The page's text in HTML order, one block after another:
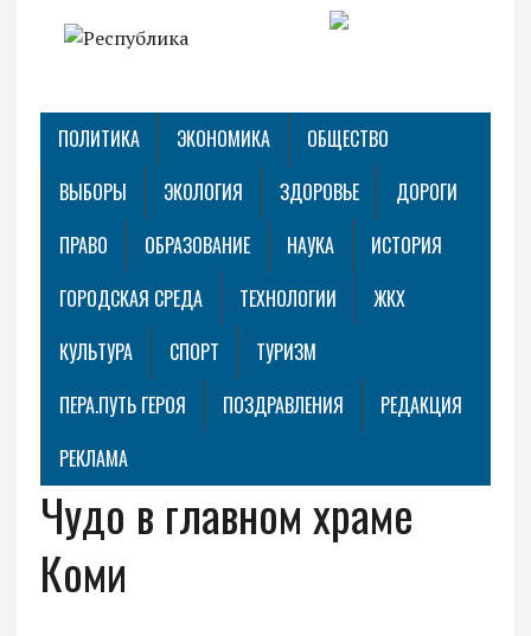
ПОЛИТИКА ЭКОНОМИКА
ОБЩЕСТВО
ВЫБОРЫ
ЭКОЛОГИЯ ЗДОРОВЬЕ
ДОРОГИ
ПРАВО
ОБРАЗОВАНИЕ НАУКА
ИСТОРИЯ
ГОРОДСКАЯ СРЕДА
ТЕХНОЛОГИИ
ЖКХ
КУЛЬТУРА
СПОРТ
ТУРИЗМ
ПЕРА.ПУТЬ ГЕРОЯ
ПОЗДРАВЛЕНИЯ
РЕДАКЦИЯ
РЕКЛАМА
Чудо в главном храме
Коми